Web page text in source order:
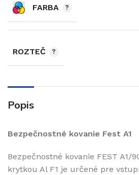
FARBA
ROZTEČ
Popis
Bezpečnostné kovanie Fest A1
Bezpečnostné kovanie FEST A1/
krytkou Al F1 je určené pre